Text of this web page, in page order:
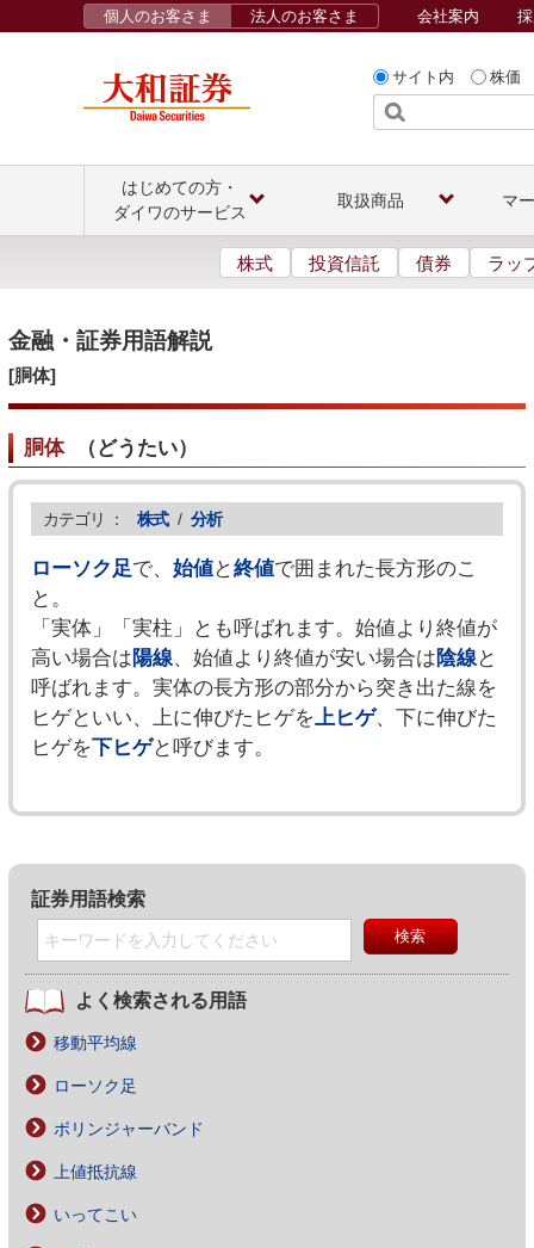
サイト内 株価
個人のお客さま 法人のお客さま 会社案内
はじめての方・
ダイワのサービス
取扱商品 マ
株式 投資信託 債券 ラッ
金融・証券用語解説
[胴体]
胴体（どうたい）
カテゴリ ： 株式 / 分析
ローソク足で、 始値と終値で囲まれた長方形のこ
と。
「実体」「実柱」とも呼ばれます。始値より終値が
高い場合は陽線、始値より終値が安い場合は陰線と
呼ばれます。実体の長方形の部分から突き出た線を
ヒゲといい、上に伸びたヒゲを上ヒゲ、下に伸びた
ヒゲを下ヒゲと呼びます。
証券用語検索
よく検索される用語
移動平均線
ローソク足
ボリンジャーバンド
上値抵抗線
いってこい